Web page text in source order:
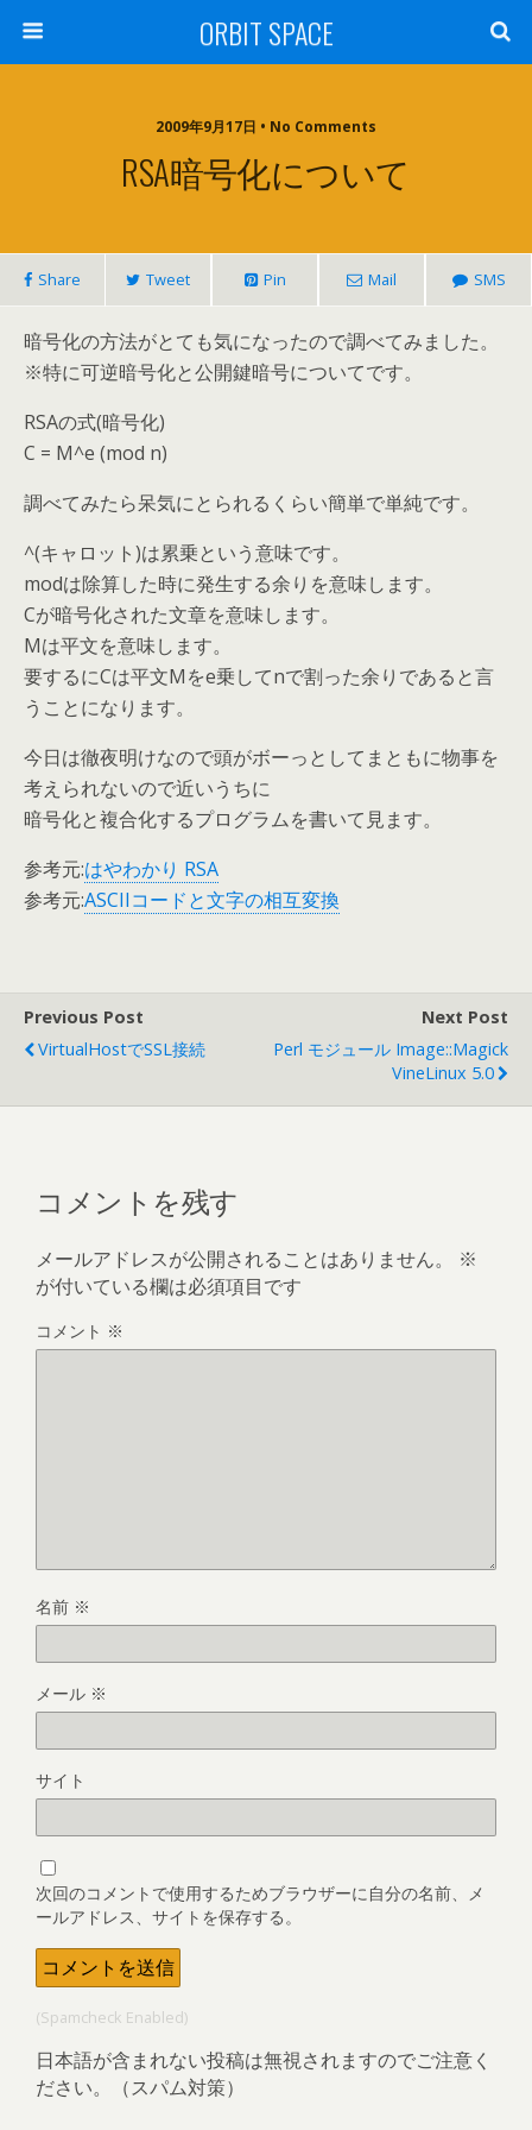
ORBIT SPACE
2009年9月17日 • No Comments
RSA暗号化について
Share Tweet Pin Mail SMS
暗号化の方法がとても気になったので調べてみました。
※特に可逆暗号化と公開鍵暗号についてです。
RSAの式(暗号化)
C = M^e (mod n)
調べてみたら呆気にとられるくらい簡単で単純です。
^(キャロット)は累乗という意味です。
modは除算した時に発生する余りを意味します。
Cが暗号化された文章を意味します。
Mは平文を意味します。
要するにCは平文Mをe乗してnで割った余りであると言
うことになります。
今日は徹夜明けなので頭がボーっとしてまともに物事を
考えられないので近いうちに
暗号化と複合化するプログラムを書いて見ます。
参考元:はやわかり RSA
参考元:ASCIIコードと文字の相互変換
Previous Post
VirtualHostでSSL接続
Next Post
Perl モジュール Image::Magick
VineLinux 5.0
コメントを残す
メールアドレスが公開されることはありません。
※
が付いている欄は必須項目です
コメント ※
名前 ※
メール ※
サイト
次回のコメントで使用するためブラウザーに自分の名前、メ
ールアドレス、サイトを保存する。
(Spamcheck Enabled)
日本語が含まれない投稿は無視されますのでご注意く
ださい。（スパム対策）